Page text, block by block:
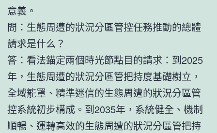
意義。
問：生態周遭的狀況分區管控任務推動的總體
請求是什么？
答：看法錨定兩個時光節點目的請求：到2025
年，生態周遭的狀況分區管把持度基礎樹立，
全域籠罩、精準迷信的生態周遭的狀況分區管
控系統初步構成。到2035年，系統健全、機制
順暢、運轉高效的生態周遭的狀況分區管把持